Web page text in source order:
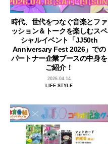
時代、世代をつなぐ音楽とファ
ッション＆トークを楽しむスペ
シャルイベント「JJ50th
Anniversary Fest 2026」での
パートナー企業ブースの中身を
ご紹介！
2026.04.14
LIFE STYLE